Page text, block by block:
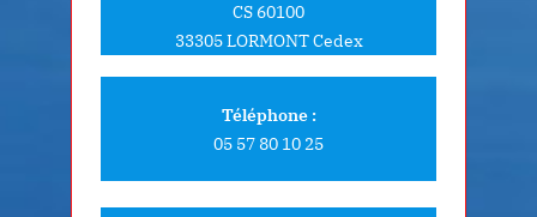
CS 60100
33305 LORMONT Cedex
Téléphone :
05 57 80 10 25